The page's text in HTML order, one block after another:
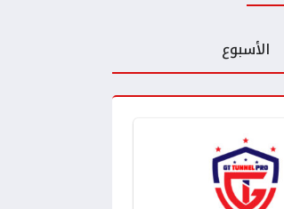
الأسبوع